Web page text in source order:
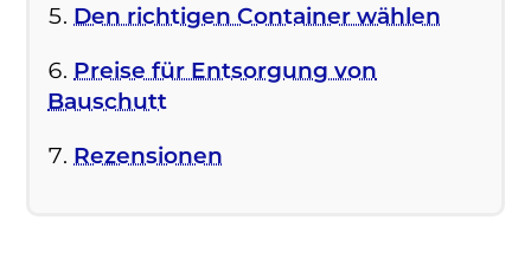
Den richtigen Container wählen
Preise für Entsorgung von
Bauschutt
Rezensionen